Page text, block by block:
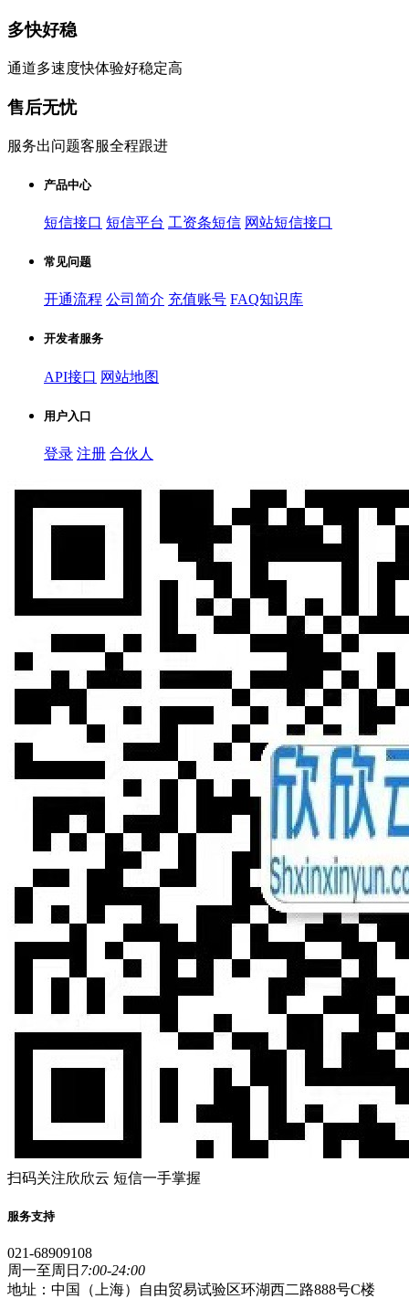
多快好稳
通道多速度快体验好稳定高
售后无忧
服务出问题客服全程跟进
产品中心
短信接口 短信平台 工资条短信 网站短信接口
常见问题
开通流程 公司简介 充值账号 FAQ知识库
开发者服务
API接口 网站地图
用户入口
登录 注册 合伙人
扫码关注欣欣云 短信一手掌握
服务支持
021-68909108
周一至周日 7:00-24:00
地址：中国（上海）自由贸易试验区环湖西二路888号C楼